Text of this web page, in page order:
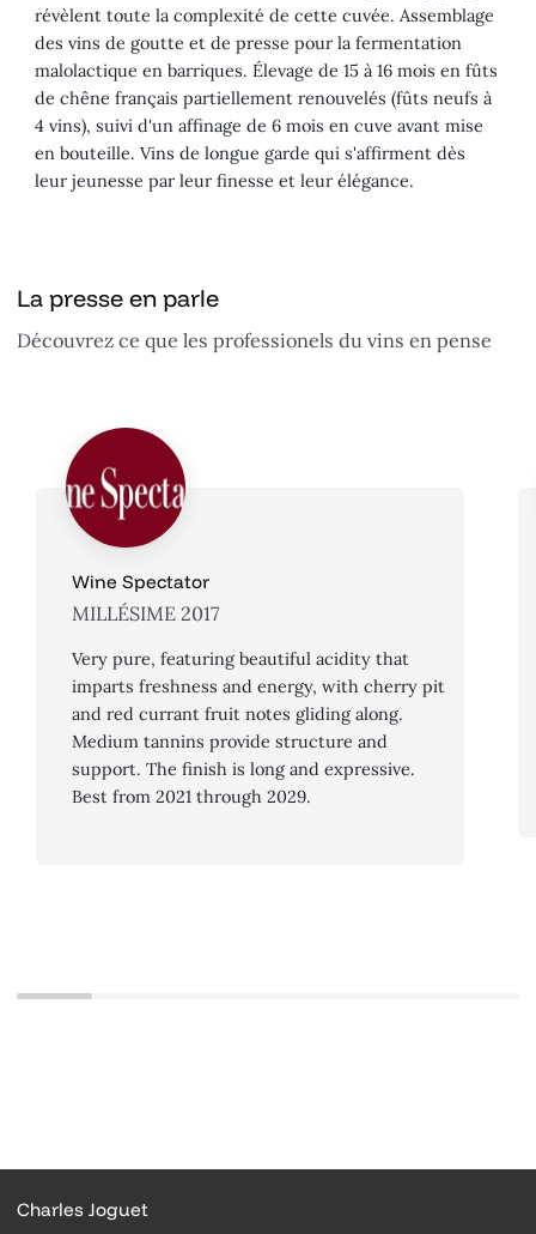
révèlent toute la complexité de cette cuvée. Assemblage
des vins de goutte et de presse pour la fermentation
malolactique en barriques. Élevage de 15 à 16 mois en fûts
de chêne français partiellement renouvelés (fûts neufs à
4 vins), suivi d'un affinage de 6 mois en cuve avant mise
en bouteille. Vins de longue garde qui s'affirment dès
leur jeunesse par leur finesse et leur élégance.
La presse en parle
Découvrez ce que les professionels du vins en pense
Wine Spectator
MILLÉSIME 2017
Very pure, featuring beautiful acidity that
imparts freshness and energy, with cherry pit
and red currant fruit notes gliding along.
Medium tannins provide structure and
support. The finish is long and expressive.
Best from 2021 through 2029.
Charles Joguet